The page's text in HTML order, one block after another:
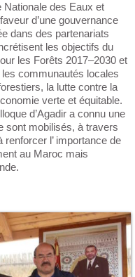
Nationale des Eaux et
d’une gouvernance
dans des partenariats
les objectifs du
les Forêts 2017–2030 et
communautés locales
la lutte contre la
verte et équitable.
d’Agadir a connu une
sont mobilisés, à travers
l’ importance de
au Maroc mais